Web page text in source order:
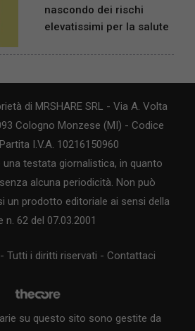
nascondo dei rischi
elevatissimi per la salute
di MRSHARE SRL - Via A. Volta
Cologno Monzese (MI) - Codice
I.V.A. 10216150960
una testata giornalistica, in quanto
alcuna periodicità. Non può
un prodotto editoriale ai sensi della
n. 62 del 07.03.2001
Tutti i diritti riservati - Contattaci
su questo sito sono gestite da